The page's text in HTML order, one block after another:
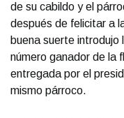
de su cabildo y el
después de felicitar a
buena suerte introdujo
número ganador de la
entregada por el
mismo párroco.